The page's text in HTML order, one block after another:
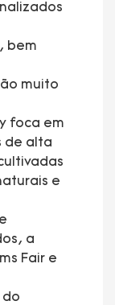
bem
muito
foca em
de alta
e
a
Fair e
do